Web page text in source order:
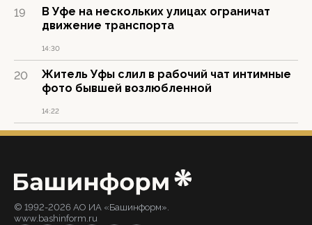
19
В Уфе на нескольких улицах ограничат
движение транспорта
14:30
20
Житель Уфы слил в рабочий чат интимные
фото бывшей возлюбленной
14:22
© 1992-2026 АО ИА «Башинформ».
www.bashinform.ru